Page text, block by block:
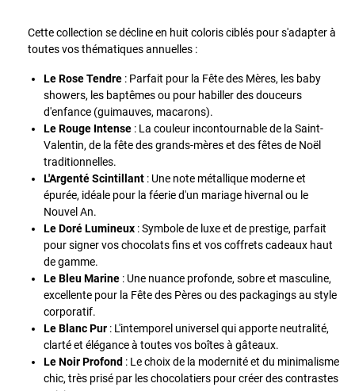
Cette collection se décline en huit coloris ciblés pour s'adapter à
toutes vos thématiques annuelles :
Le Rose Tendre : Parfait pour la Fête des Mères, les baby
showers, les baptêmes ou pour habiller des douceurs
d'enfance (guimauves, macarons).
Le Rouge Intense : La couleur incontournable de la Saint-
Valentin, de la fête des grands-mères et des fêtes de Noël
traditionnelles.
L'Argenté Scintillant : Une note métallique moderne et
épurée, idéale pour la féerie d'un mariage hivernal ou le
Nouvel An.
Le Doré Lumineux : Symbole de luxe et de prestige, parfait
pour signer vos chocolats fins et vos coffrets cadeaux haut
de gamme.
Le Bleu Marine : Une nuance profonde, sobre et masculine,
excellente pour la Fête des Pères ou des packagings au style
corporatif.
Le Blanc Pur : L'intemporel universel qui apporte neutralité,
clarté et élégance à toutes vos boîtes à gâteaux.
Le Noir Profond : Le choix de la modernité et du minimalisme
chic, très prisé par les chocolatiers pour créer des contrastes